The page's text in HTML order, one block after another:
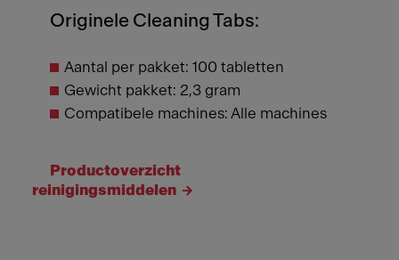
Originele Cleaning Tabs:
Aantal per pakket: 100 tabletten
Gewicht pakket: 2,3 gram
Compatibele machines: Alle machines
Productoverzicht
reinigingsmiddelen